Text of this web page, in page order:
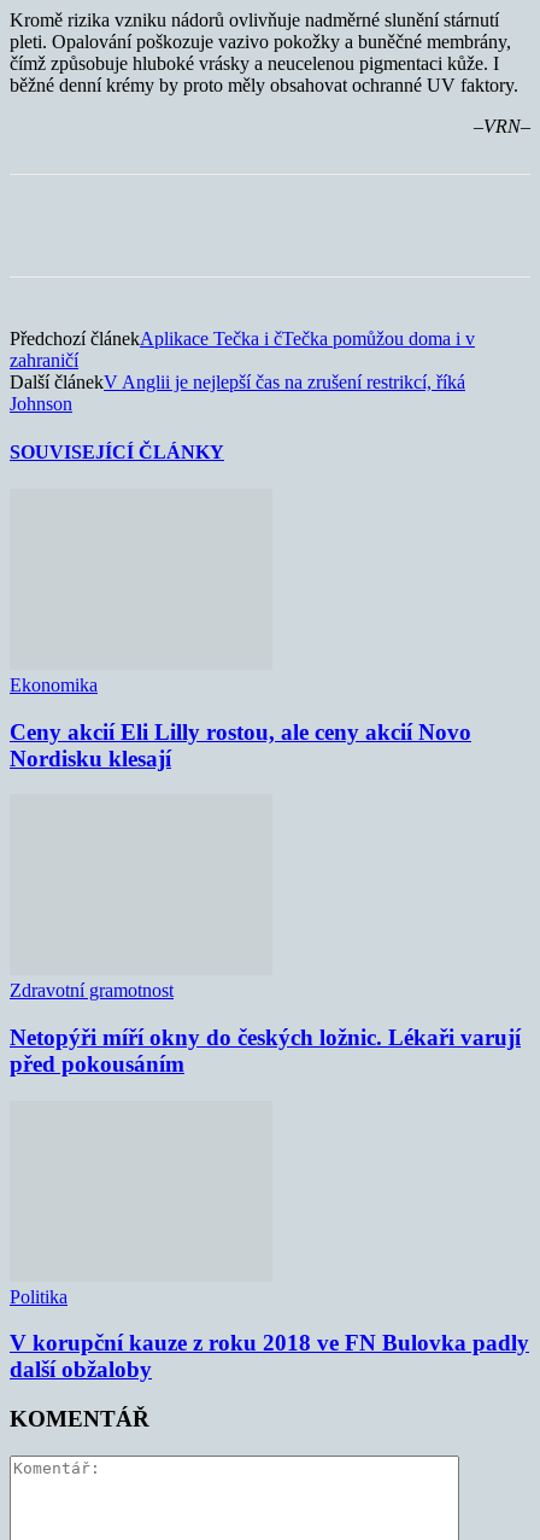
Kromě rizika vzniku nádorů ovlivňuje nadměrné slunění stárnutí
pleti. Opalování poškozuje vazivo pokožky a buněčné membrány,
čímž způsobuje hluboké vrásky a neucelenou pigmentaci kůže. I
běžné denní krémy by proto měly obsahovat ochranné UV faktory.
–VRN–
Předchozí článekAplikace Tečka i čTečka pomůžou doma i v
zahraničí
Další článekV Anglii je nejlepší čas na zrušení restrikcí, říká
Johnson
SOUVISEJÍCÍ ČLÁNKY
Ekonomika
Ceny akcií Eli Lilly rostou, ale ceny akcií Novo
Nordisku klesají
Zdravotní gramotnost
Netopýři míří okny do českých ložnic. Lékaři varují
před pokousáním
Politika
V korupční kauze z roku 2018 ve FN Bulovka padly
další obžaloby
KOMENTÁŘ